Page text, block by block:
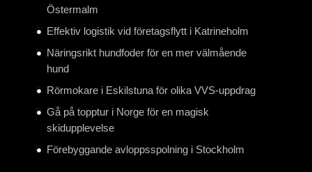
Östermalm
Effektiv logistik vid företagsflytt i Katrineholm
Näringsrikt hundfoder för en mer välmående
hund
Rörmokare i Eskilstuna för olika VVS-uppdrag
Gå på topptur i Norge för en magisk
skidupplevelse
Förebyggande avloppsspolning i Stockholm